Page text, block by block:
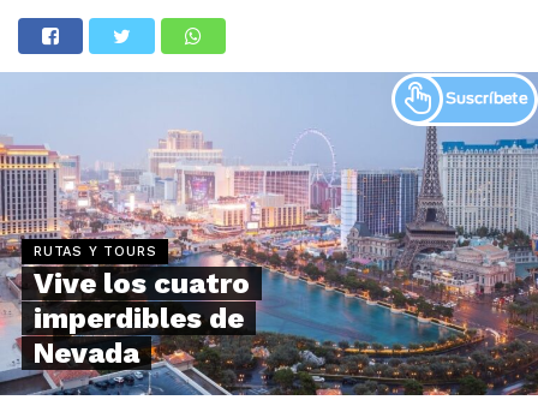
RUTAS Y TOURS
Vive los cuatro
imperdibles de
Nevada